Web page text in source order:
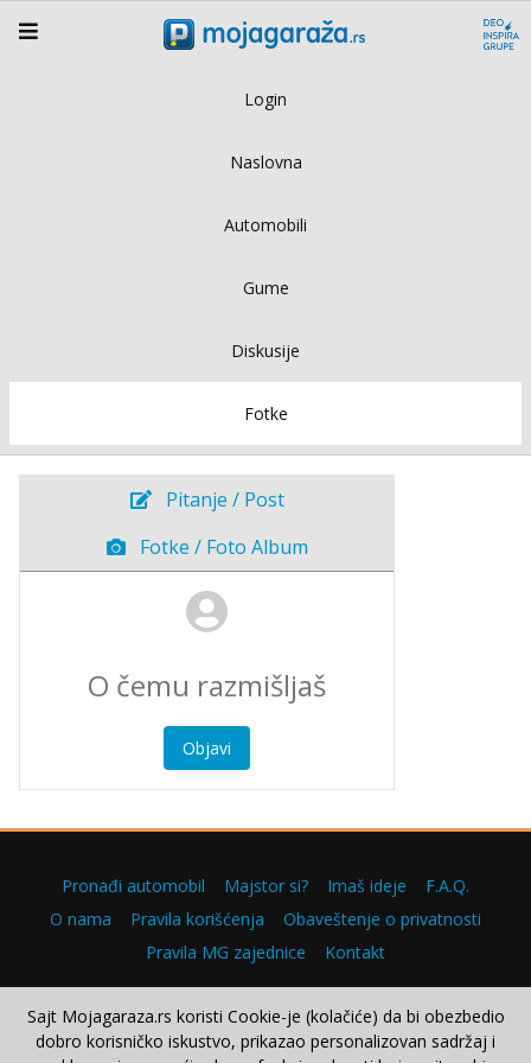
Login
Naslovna
Automobili
Gume
Diskusije
Fotke
Pitanje / Post
Fotke / Foto Album
Objavi
Pronađi automobil Majstor si? Imaš ideje
F.A.Q.
O nama
Pravila korišćenja
Obaveštenje o privatnosti
Pravila MG zajednice
Kontakt
Copyright © 2000–2026.
Sajt Mojagaraza.rs koristi Cookie-je (kolačiće) da bi obezbedio
dobro korisničko iskustvo, prikazao personalizovan sadržaj i